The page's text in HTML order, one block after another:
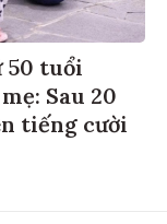
50 tuổi
Sau 20
tiếng cười